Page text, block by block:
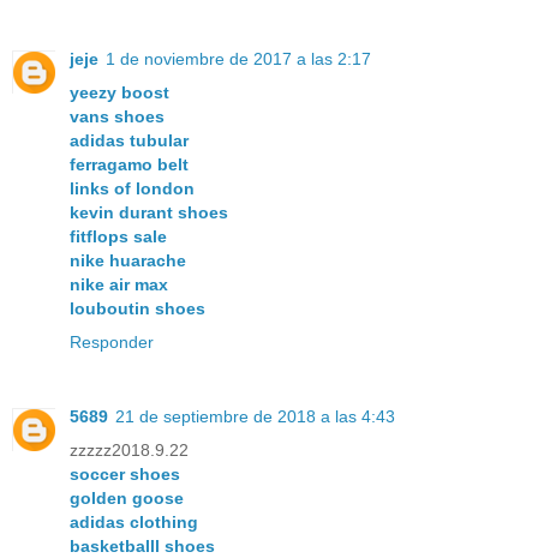
jeje 1 de noviembre de 2017 a las 2:17
yeezy boost
vans shoes
adidas tubular
ferragamo belt
links of london
kevin durant shoes
fitflops sale
nike huarache
nike air max
louboutin shoes
Responder
5689 21 de septiembre de 2018 a las 4:43
zzzzz2018.9.22
soccer shoes
golden goose
adidas clothing
basketballl shoes